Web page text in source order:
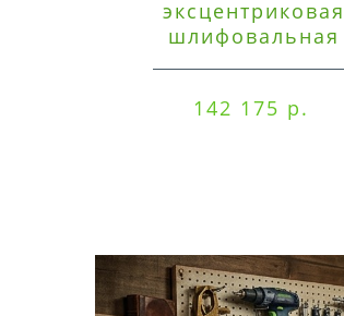
эксцентриковая
шлифовальная
142 175 р.